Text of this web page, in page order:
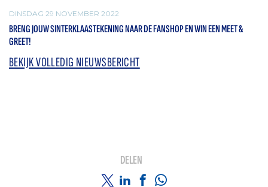
DINSDAG 29 NOVEMBER 2022
BRENG JOUW SINTERKLAASTEKENING NAAR DE FANSHOP EN WIN EEN MEET &
GREET!
BEKIJK VOLLEDIG NIEUWSBERICHT
DELEN